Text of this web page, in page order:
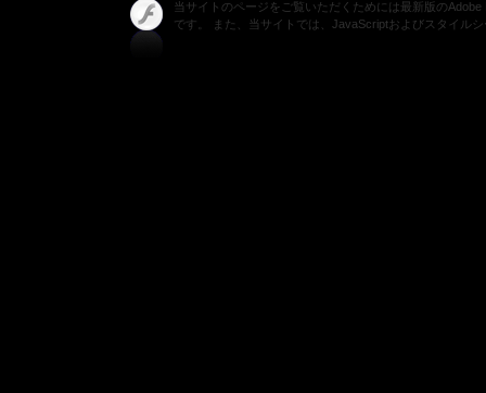
当サイトのページをご覧いただくためには最新版の
です。 また、当サイトでは、JavaScriptおよびスタイル